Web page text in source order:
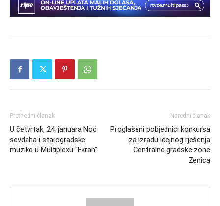
Prethodni članak
U četvrtak, 24. januara Noć
sevdaha i starogradske
muzike u Multiplexu “Ekran”
Naredni članak
Proglašeni pobjednici konkursa
za izradu idejnog rješenja
Centralne gradske zone
Zenica